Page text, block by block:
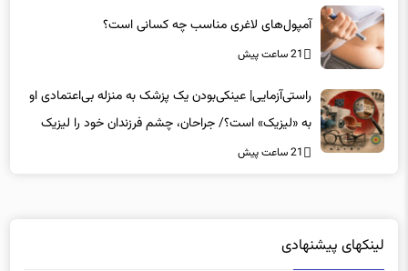
آمپول‌های لاغری مناسب چه کسانی است؟
21 ساعت پیش
راستی‌آزمایی| عینکی‌بودن یک پزشک به منزله بی‌اعتمادی او
به «لیزیک» است؟/ جراحان، چشم فرزندان خود را لیزیک
می‌کنند؟
21 ساعت پیش
لینکهای پیشنهادی